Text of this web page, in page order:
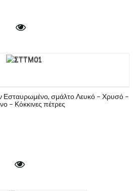
Εσταυρωμένο, σμάλτο Λευκό – Χρυσό –
– Κόκκινες πέτρες